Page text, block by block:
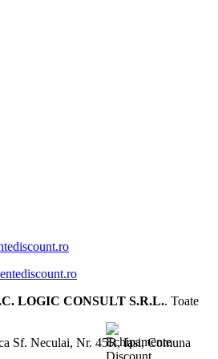
LOGIC CONSULT S.R.L.. Toate
Sf. Neculai, Nr. 45R,Iasi,Comuna